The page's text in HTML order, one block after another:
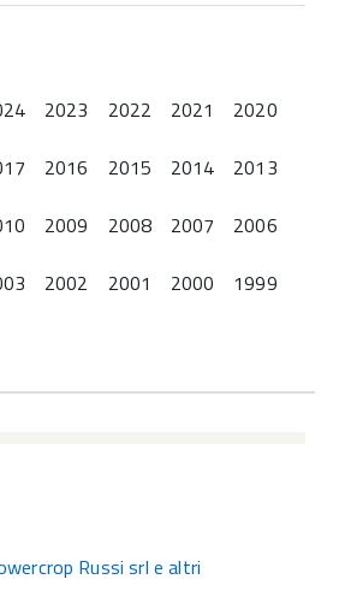
2023 2022 2021
2020
2016 2015 2014
2013
2009 2008 2007
2006
2002 2001 2000
1999
Russi srl e altri